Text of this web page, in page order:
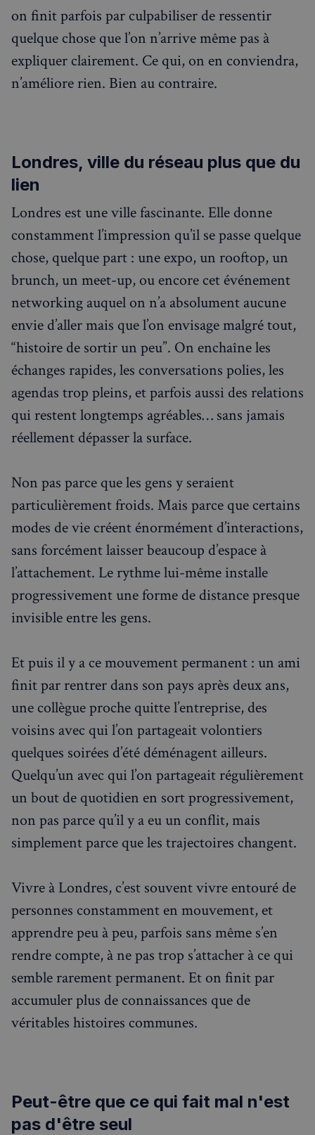
on finit parfois par culpabiliser de ressentir
quelque chose que l’on n’arrive même pas à
expliquer clairement. Ce qui, on en conviendra,
n’améliore rien. Bien au contraire.
Londres, ville du réseau plus que du
lien
Londres est une ville fascinante. Elle donne
constamment l’impression qu’il se passe quelque
chose, quelque part : une expo, un rooftop, un
brunch, un meet-up, ou encore cet événement
networking auquel on n’a absolument aucune
envie d’aller mais que l’on envisage malgré tout,
“histoire de sortir un peu”. On enchaîne les
échanges rapides, les conversations polies, les
agendas trop pleins, et parfois aussi des relations
qui restent longtemps agréables… sans jamais
réellement dépasser la surface.
Non pas parce que les gens y seraient
particulièrement froids. Mais parce que certains
modes de vie créent énormément d’interactions,
sans forcément laisser beaucoup d’espace à
l’attachement. Le rythme lui-même installe
progressivement une forme de distance presque
invisible entre les gens.
Et puis il y a ce mouvement permanent : un ami
finit par rentrer dans son pays après deux ans,
une collègue proche quitte l’entreprise, des
voisins avec qui l’on partageait volontiers
quelques soirées d’été déménagent ailleurs.
Quelqu’un avec qui l’on partageait régulièrement
un bout de quotidien en sort progressivement,
non pas parce qu’il y a eu un conflit, mais
simplement parce que les trajectoires changent.
Vivre à Londres, c’est souvent vivre entouré de
personnes constamment en mouvement, et
apprendre peu à peu, parfois sans même s’en
rendre compte, à ne pas trop s’attacher à ce qui
semble rarement permanent. Et on finit par
accumuler plus de connaissances que de
véritables histoires communes.
Peut-être que ce qui fait mal n'est
pas d'être seul